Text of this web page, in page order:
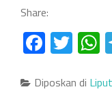
Share:
FacebookTwitter
Diposkan di